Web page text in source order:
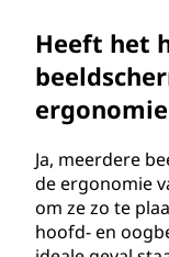
Heeft het
Ja, meerdere
de ergonomie
om ze zo te
hoofd- en